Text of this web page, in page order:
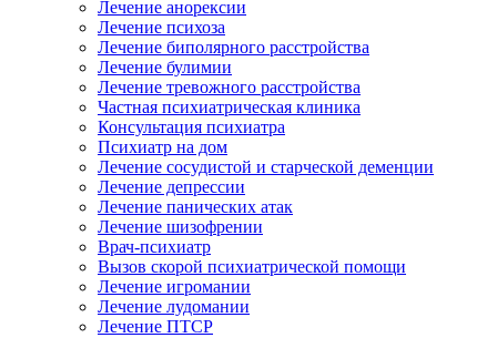
Лечение анорексии
Лечение психоза
Лечение биполярного расстройства
Лечение булимии
Лечение тревожного расстройства
Частная психиатрическая клиника
Консультация психиатра
Психиатр на дом
Лечение сосудистой и старческой деменции
Лечение депрессии
Лечение панических атак
Лечение шизофрении
Врач-психиатр
Вызов скорой психиатрической помощи
Лечение игромании
Лечение лудомании
Лечение ПТСР